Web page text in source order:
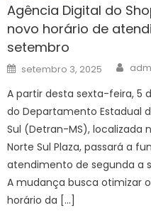
Agência Digital do
novo horário de
setembro
Posted
on
setembro 3, 2025
A partir desta sexta-feira, 5
do Departamento Estadual
Sul (Detran-MS), localizada
Norte Sul Plaza, passará a
atendimento de segunda a
A mudança busca otimizar
horário da […]